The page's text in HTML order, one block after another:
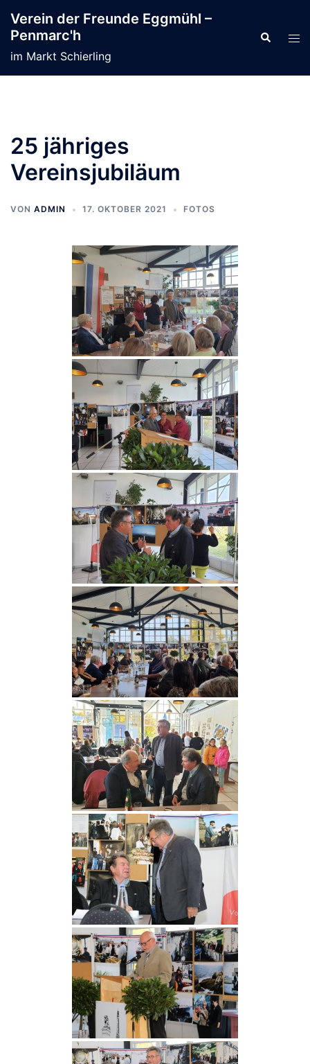
Inhalt
springen
Verein der Freunde Eggmühl –
Penmarc'h
im Markt Schierling
Suche
25 jähriges
Vereinsjubiläum
VON ADMIN 17. OKTOBER 2021 FOTOS